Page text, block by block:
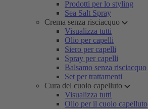
Prodotti per lo styling
Sea Salt Spray
Crema senza risciacquo
Visualizza tutti
Olio per capelli
Siero per capelli
Spray per capelli
Balsamo senza risciacquo
Set per trattamenti
Cura del cuoio capelluto
Visualizza tutti
Olio per il cuoio capelluto